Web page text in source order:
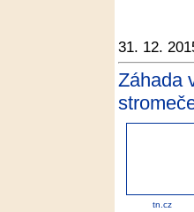
31. 12.
Záhada
tn.cz